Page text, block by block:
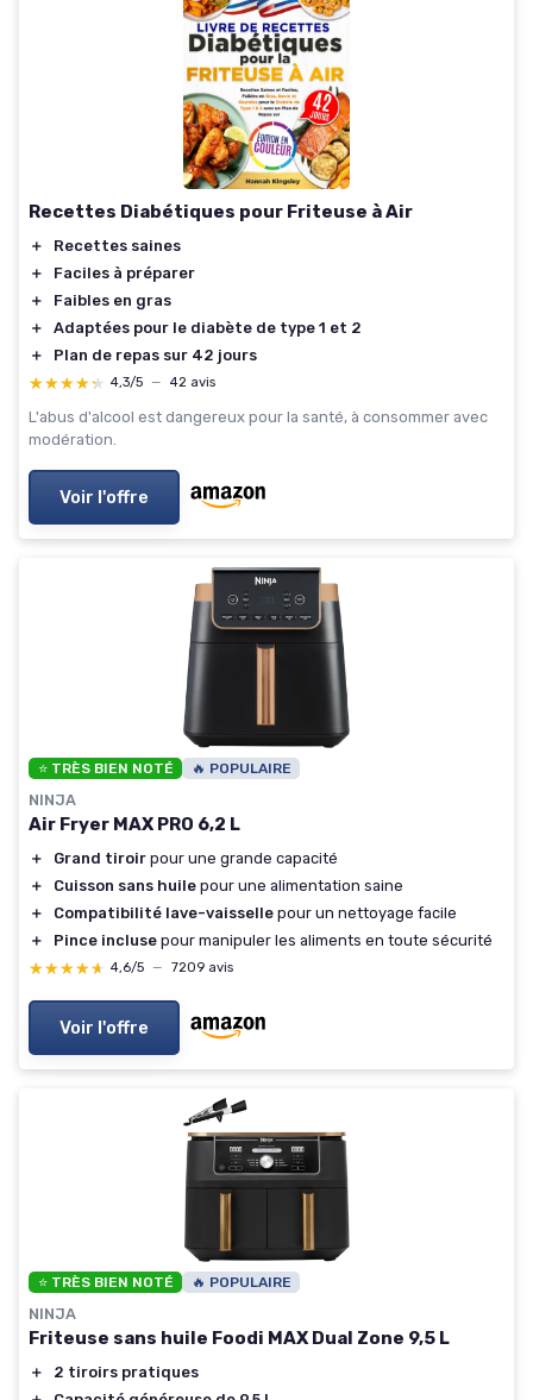
Recettes Diabétiques pour Friteuse à Air
＋
Recettes saines
＋
Faciles à préparer
＋
Faibles en gras
＋
Adaptées pour le diabète de type 1 et 2
＋
Plan de repas sur 42 jours
★★★★★
★★★★★ 4,3/5 — 42 avis
L'abus d'alcool est dangereux pour la santé, à consommer avec
modération.
Voir l'offre
⭐ TRÈS BIEN NOTÉ 🔥 POPULAIRE
NINJA
Air Fryer MAX PRO 6,2 L
＋ Grand tiroir pour une grande capacité
＋
Cuisson sans huile pour une alimentation saine
＋
Compatibilité lave-vaisselle pour un nettoyage facile
＋
Pince incluse pour manipuler les aliments en toute sécurité
★★★★★
★★★★★ 4,6/5 — 7209 avis
Voir l'offre
⭐ TRÈS BIEN NOTÉ 🔥 POPULAIRE
NINJA
Friteuse sans huile Foodi MAX Dual Zone 9,5 L
＋
2 tiroirs pratiques